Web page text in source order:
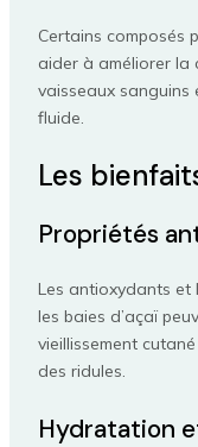
Certains composés
aider à améliorer la
vaisseaux sanguins
fluide.
Les
Propriétés
Les antioxydants et
les baies d’açaï
vieillissement
des ridules.
Hydratation